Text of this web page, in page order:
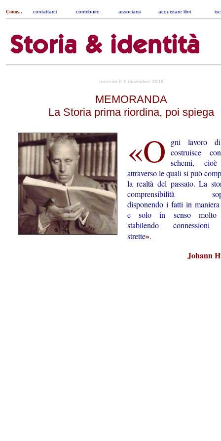
Come... contattarci contribuire associarsi acquistare libri
inserito il 1 dicembre 2010
MEMORANDA
La Storia prima riordina, poi spiega
«O
gni lavoro
costruisce
schemi,
attraverso le quali si può
la realtà del passato. La
compren­sibilità
disponendo i fatti in maniera
e solo in senso molto
stabilendo connessioni
strette».
Johann